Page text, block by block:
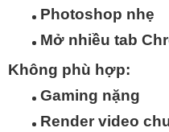
Photoshop nhẹ
Mở nhiều tab
Không phù hợp:
Gaming nặng
Render video